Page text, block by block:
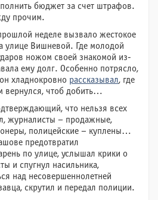
бюджет за счет штрафов.
прочим.
неделе вызвало жестокое
улице Вишневой. Где молодой
ножом своей знакомой из-
ему долг. Особенно потрясло,
он хладнокровно рассказывал, где
вернулся, чтоб добить…
что нельзя всех
журналисты – продажные,
полицейские – куплены…
предотвратил
по улице, услышал крики о
и спугнул насильника,
над несовершеннолетней
скрутил и передал полиции.